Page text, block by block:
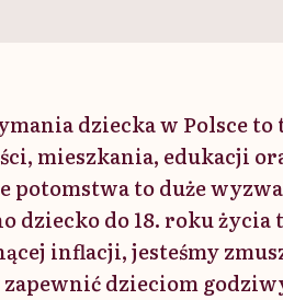
dziecka w Polsce
mieszkania, edukacji
potomstwa to duże
dziecko do 18. roku życia
inflacji, jesteśmy
dzieciom